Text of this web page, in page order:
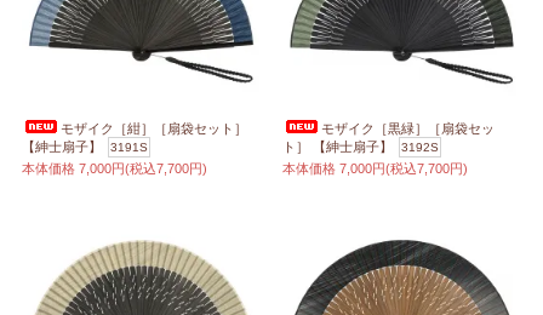
モザイク［紺］［扇袋セット］
【紳士扇子】
3191S
本体価格 7,000円(税込7,700円)
モザイク［黒緑］［扇袋セッ
ト］ 【紳士扇子】
3192S
本体価格 7,000円(税込7,700円)